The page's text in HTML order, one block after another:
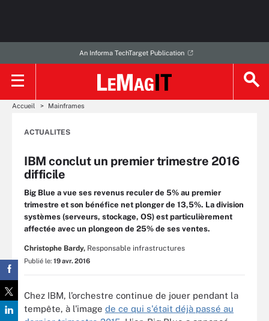
An Informa TechTarget Publication
Accueil Mainframes
ACTUALITES
IBM conclut un premier trimestre 2016
difficile
Big Blue a vue ses revenus reculer de 5% au premier
trimestre et son bénéfice net plonger de 13,5%. La division
systèmes (serveurs, stockage, OS) est particulièrement
affectée avec un plongeon de 25% de ses ventes.
Christophe Bardy, Responsable infrastructures
Publié le: 19 avr. 2016
Chez IBM, l’orchestre continue de jouer pendant la
tempête, à l'image de ce qui s'était déjà passé au